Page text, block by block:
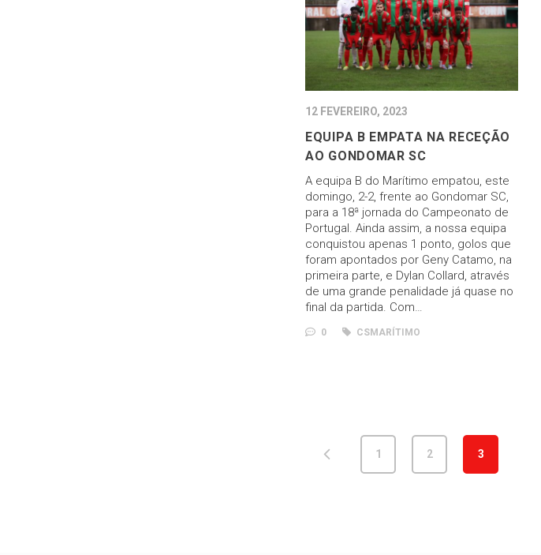
12 FEVEREIRO, 2023
EQUIPA B EMPATA NA RECEÇÃO
AO GONDOMAR SC
A equipa B do Marítimo empatou, este
domingo, 2-2, frente ao Gondomar SC,
para a 18ª jornada do Campeonato de
Portugal. Ainda assim, a nossa equipa
conquistou apenas 1 ponto, golos que
foram apontados por Geny Catamo, na
primeira parte, e Dylan Collard, através
de uma grande penalidade já quase no
final da partida. Com…
0 CSMARÍTIMO
1 2 3